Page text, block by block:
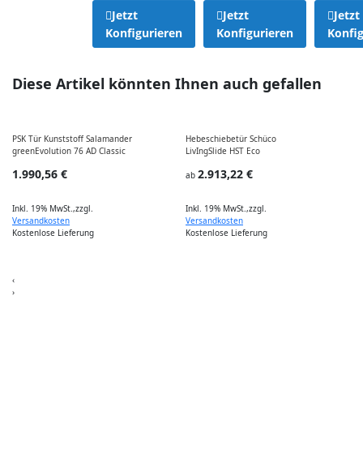
Jetzt
Konfigurieren
Jetzt
Konfigurieren
Jetzt
Diese Artikel könnten Ihnen auch gefallen
PSK Tür Kunststoff Salamander
greenEvolution 76 AD Classic
1.990,56 €
Inkl. 19% MwSt.,zzgl.
Versandkosten
Kostenlose Lieferung
Hebeschiebetür Schüco
LivIngSlide HST Eco
ab 2.913,22 €
Inkl. 19% MwSt.,zzgl.
Versandkosten
Kostenlose Lieferung
‹
›